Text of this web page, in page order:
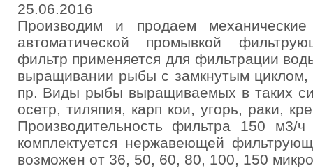
25.06.2016
Производим и продаем
автоматической промывкой
фильтр применяется для фильтрации
выращивании рыбы с замкнутым
пр. Виды рыбы выращиваемых в таких
осетр, тиляпия, карп кои, угорь, раки,
Производительность фильтра 150 м3/
комплектуется нержавеющей
возможен от 36, 50, 60, 80, 100, 150